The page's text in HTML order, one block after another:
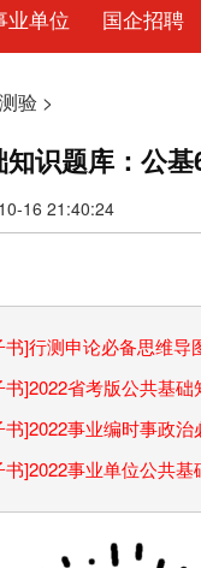
业单位 国企招聘
验 >
识题库：公基
16 21:40:24
书]行测申论必备思维
书]2022省考版公共基
书]2022事业编时事政
书]2022事业单位公共